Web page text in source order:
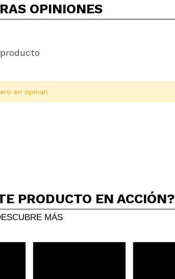
OPINIONES
o una foto
Imagínatelo...
5/5
en opinar!
PRODUCTO EN ACCIÓN?
MÁS